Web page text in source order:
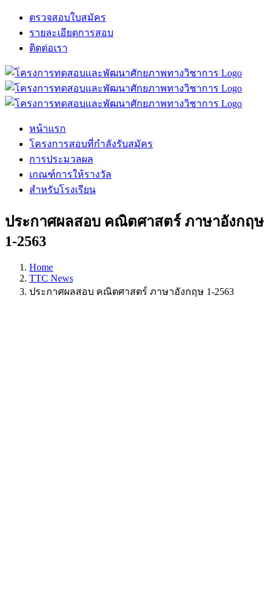
Skip
content
ตรวจสอบใบสมัคร
รายละเอียดการสอบ
ติดต่อเรา
Facebook
X
LINE
หน้าแรก
โครงการสอบที่กำลังรับสมัคร
การประมวลผล
เกณฑ์การให้รางวัล
สำหรับโรงเรียน
ประกาศผลสอบ คณิตศาสตร์ ภาษาอังกฤษ
1-2563
Home
TTC News
ประกาศผลสอบ คณิตศาสตร์ ภาษาอังกฤษ 1-2563